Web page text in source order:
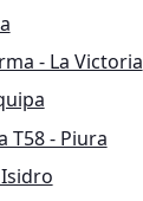
- La Victoria
T58 - Piura